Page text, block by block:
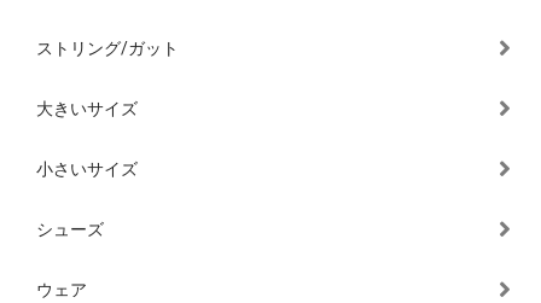
ストリング/ガット
大きいサイズ
小さいサイズ
シューズ
ウェア